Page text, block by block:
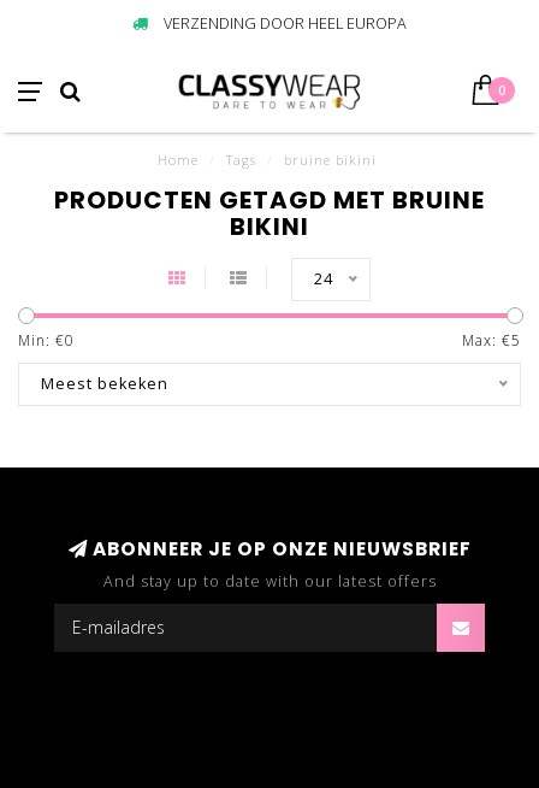
VERZENDING DOOR HEEL EUROPA
0
Home Tags bruine bikini
PRODUCTEN GETAGD MET BRUINE
BIKINI
24
Min: €0 Max: €5
Meest bekeken
ABONNEER JE OP ONZE NIEUWSBRIEF
And stay up to date with our latest offers